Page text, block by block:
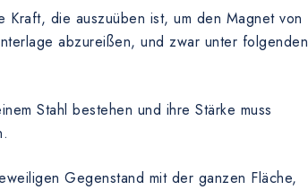
Kraft, die auszuüben ist, um den Magnet von
abzureißen, und zwar unter folgenden
Stahl bestehen und ihre Stärke muss
Gegenstand mit der ganzen Fläche,